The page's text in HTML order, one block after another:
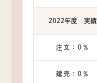
2022年度 実績
注文：0％
建売：0％